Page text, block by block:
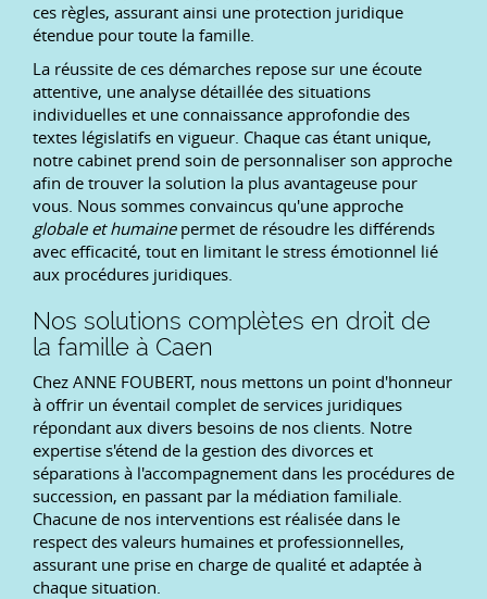
ces règles, assurant ainsi une protection juridique
étendue pour toute la famille.
La réussite de ces démarches repose sur une écoute
attentive, une analyse détaillée des situations
individuelles et une connaissance approfondie des
textes législatifs en vigueur. Chaque cas étant unique,
notre cabinet prend soin de personnaliser son approche
afin de trouver la solution la plus avantageuse pour
vous. Nous sommes convaincus qu'une approche
globale et humainepermet de résoudre les différends
avec efficacité, tout en limitant le stress émotionnel lié
aux procédures juridiques.
Nos solutions complètes en droit de
la famille à Caen
Chez ANNE FOUBERT, nous mettons un point d'honneur
à offrir un éventail complet de services juridiques
répondant aux divers besoins de nos clients. Notre
expertise s'étend de la gestion des divorces et
séparations à l'accompagnement dans les procédures de
succession, en passant par la médiation familiale.
Chacune de nos interventions est réalisée dans le
respect des valeurs humaines et professionnelles,
assurant une prise en charge de qualité et adaptée à
chaque situation.